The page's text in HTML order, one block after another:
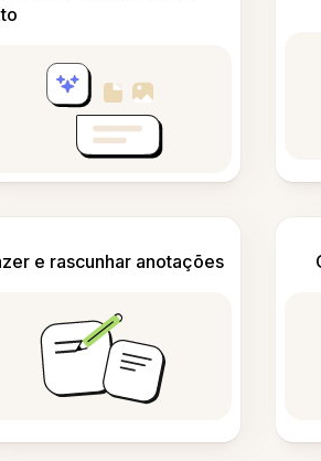
e rascunhar anotações